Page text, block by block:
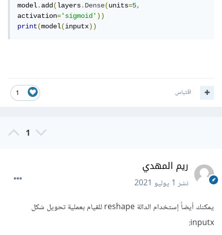
model.add(layers.Dense(units=5,
activation='sigmoid'))
print(model(inputx))
1 اقتباس
1
ريم المهدي
نشر1 يوليو 2021
يمكنك أيضاً إستخدام الدالة reshape للقيام بعملية تحويل شكل
inputx: